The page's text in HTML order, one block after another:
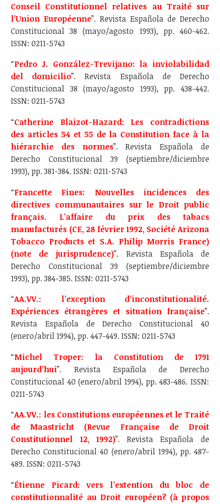
Conseil Constitutionnel relatives au Traité sur
l’Union Européenne”. Revista Española de Derecho
Constitucional 38 (mayo/agosto 1993), pp. 460-462.
ISSN: 0211-5743
“Pedro J. González-Trevijano: la inviolabilidad
del domicilio”. Revista Española de Derecho
Constitucional 38 (mayo/agosto 1993), pp. 438-442.
ISSN: 0211-5743
“Catherine Blaizot-Hazard: Les contradictions
des articles 54 et 55 de la Constitution face à la
hiérarchie des normes”. Revista Española de
Derecho Constitucional 39 (septiembre/diciembre
1993), pp. 381-384. ISSN: 0211-5743
“Francette Fines: Nouvelles incidences des
directives communautaires sur le Droit public
français. L’affaire du prix des tabacs
manufacturés (CE, 28 février 1992, Société Arizona
Tobacco Products et S.A. Philip Morris France)
(note de jurisprudence)”. Revista Española de
Derecho Constitucional 39 (septiembre/diciembre
1993), pp. 384-385. ISSN: 0211-5743
“AA.VV.: l’exception d’inconstitutionalité.
Expériences étrangères et situation française”.
Revista Española de Derecho Constitucional 40
(enero/abril 1994), pp. 447-449. ISSN: 0211-5743
“Michel Troper: la Constitution de 1791
aujourd’hui”. Revista Española de Derecho
Constitucional 40 (enero/abril 1994), pp. 483-486. ISSN:
0211-5743
“AA.VV.: les Constitutions européennes et le Traité
de Maastricht (Revue Française de Droit
Constitutionnel 12, 1992)”. Revista Española de
Derecho Constitucional 40 (enero/abril 1994), pp. 487-
489. ISSN: 0211-5743
“Étienne Picard: vers l’extention du bloc de
constitutionnalité au Droit européen? (à propos